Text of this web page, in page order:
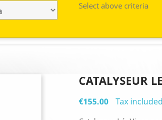
Select above criteria
CATALYSEUR
€155.00 Tax included